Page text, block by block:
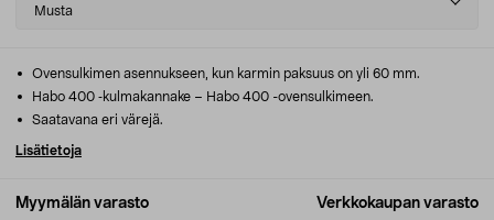
variant
Musta
Myymälän varasto Verkkokaupan varasto
Ovensulkimen asennukseen, kun karmin paksuus on yli 60 mm.
Habo 400 ‑kulmakannake – Habo 400 -ovensulkimeen.
Saatavana eri värejä.
Lisätietoja